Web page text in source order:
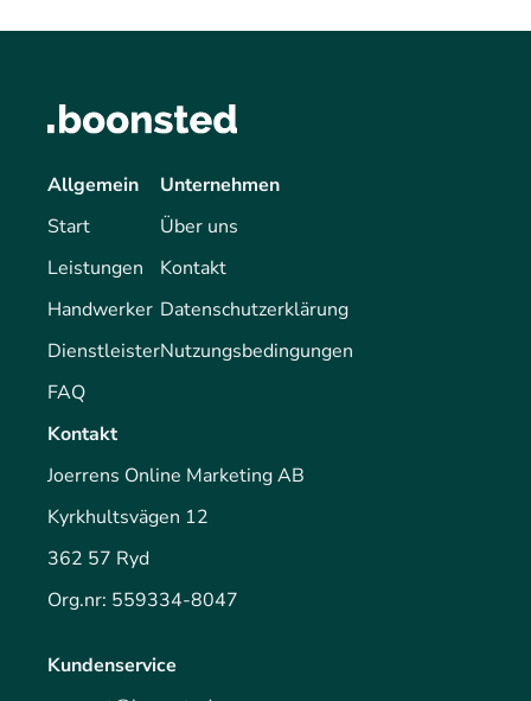
Allgemein
Start
Leistungen
Handwerker
Dienstleister
FAQ
Unternehmen
Über uns
Kontakt
Datenschutzerklärung
Nutzungsbedingungen
Kontakt
Joerrens Online Marketing AB
Kyrkhultsvägen 12
362 57 Ryd
Org.nr: 559334-8047
Kundenservice